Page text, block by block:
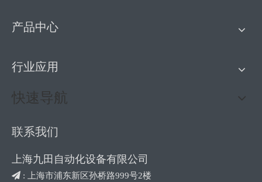
产品中心
行业应用
快速导航
联系我们
上海九田自动化设备有限公司
 : 上海市浦东新区孙桥路999号2楼